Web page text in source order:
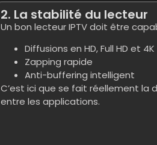
2. La stabilité du lecteur
Un bon lecteur IPTV doit être
Diffusions en HD, Full HD et 4K
Zapping rapide
Anti-buffering intelligent
C’est ici que se fait réellement la
entre les applications.